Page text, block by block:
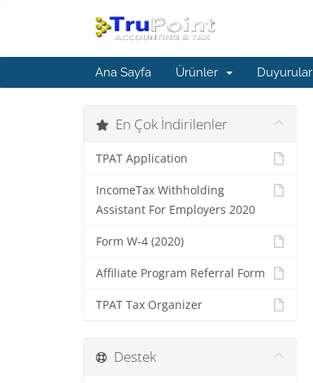
Ana Sayfa Ürünler Duyurular
En Çok İndirilenler
TPAT Application
IncomeTax Withholding
Assistant For Employers 2020
Form W-4 (2020)
Affiliate Program Referral Form
TPAT Tax Organizer
Destek